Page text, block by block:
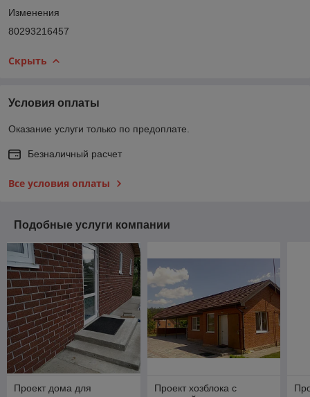
Изменения
80293216457
Скрыть
Условия оплаты
Оказание услуги только по предоплате.
Безналичный расчет
Все условия оплаты
Подобные услуги компании
Проект дома для
Проект хозблока с